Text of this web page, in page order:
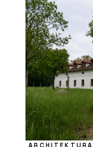
ARCHITEKTURA